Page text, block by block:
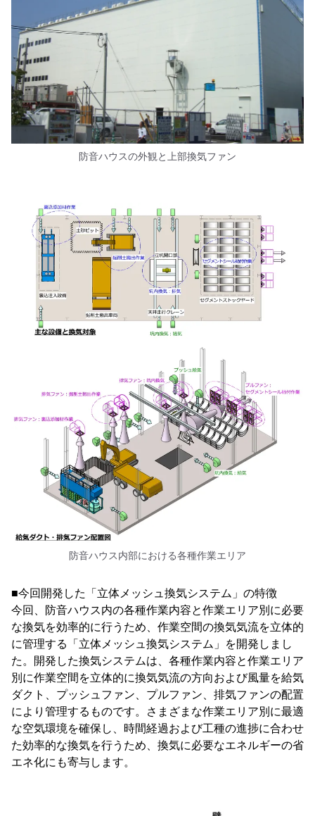
防音ハウスの外観と上部換気ファン
防音ハウス内部における各種作業エリア
■今回開発した「立体メッシュ換気システム」の特徴
今回、防音ハウス内の各種作業内容と作業エリア別に必要
な換気を効率的に行うため、作業空間の換気気流を立体的
に管理する「立体メッシュ換気システム」を開発しまし
た。開発した換気システムは、各種作業内容と作業エリア
別に作業空間を立体的に換気気流の方向および風量を給気
ダクト、プッシュファン、プルファン、排気ファンの配置
により管理するものです。さまざまな作業エリア別に最適
な空気環境を確保し、時間経過および工種の進捗に合わせ
た効率的な換気を行うため、換気に必要なエネルギーの省
エネ化にも寄与します。